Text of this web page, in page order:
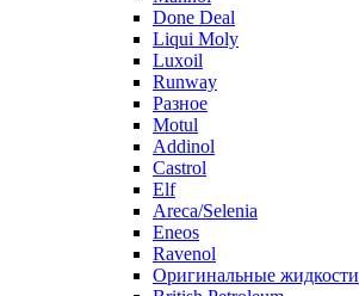
Done Deal
Liqui Moly
Luxoil
Runway
Разное
Motul
Addinol
Castrol
Elf
Areca/Selenia
Eneos
Ravenol
Оригинальные жидкости